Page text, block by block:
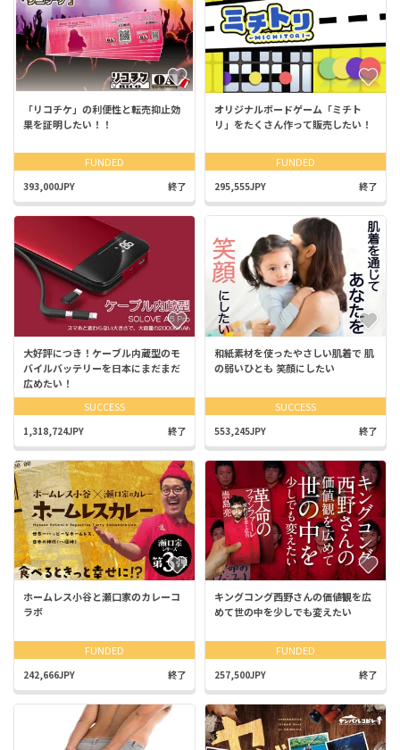
「リコチケ」の利便性と転売抑止効
果を証明したい！！
FUNDED
393,000JPY 終了
オリジナルボードゲーム「ミチト
リ」をたくさん作って販売したい！
FUNDED
295,555JPY 終了
大好評につき！ケーブル内蔵型のモ
バイルバッテリーを日本にまだまだ
広めたい！
SUCCESS
1,318,724JPY 終了
和紙素材を使ったやさしい肌着で 肌
の弱いひとも 笑顔にしたい
SUCCESS
553,245JPY 終了
ホームレス小谷と瀬口家のカレーコ
ラボ
FUNDED
242,666JPY 終了
キングコング西野さんの価値観を広
めて世の中を少しでも変えたい
FUNDED
257,500JPY 終了